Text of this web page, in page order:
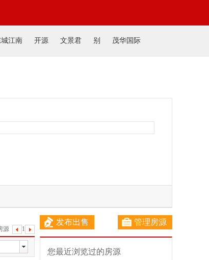
城江南 开源 文景君 别 茂华国际
源 1
下
页
发布出售 管理房源
您最近浏览过的房源